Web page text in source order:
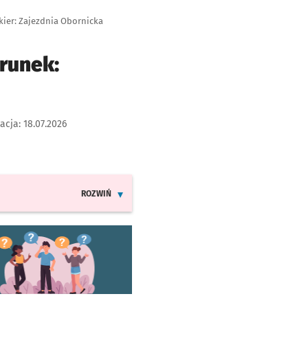
Zajezdnia Obornicka
18.07.2026
ROZWIŃ
się w nowej karcie